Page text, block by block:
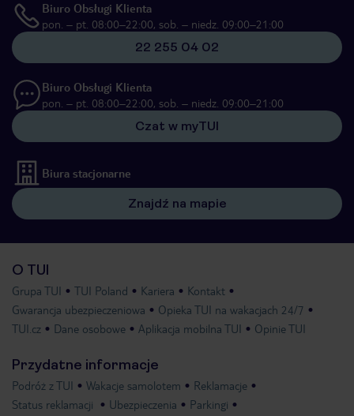
Biuro Obsługi Klienta
pon. – pt. 08:00–22:00, sob. – niedz. 09:00–21:00
22 255 04 02
Biuro Obsługi Klienta
pon. – pt. 08:00–22:00, sob. – niedz. 09:00–21:00
Czat w myTUI
Biura stacjonarne
Znajdź na mapie
O TUI
Grupa TUI TUI Poland Kariera
Kontakt
Gwarancja ubezpieczeniowa
Opieka TUI na wakacjach 24/7
TUI.cz
Dane osobowe Aplikacja mobilna TUI Opinie TUI
Przydatne informacje
Podróż z TUI Wakacje samolotem
Reklamacje
Status reklamacji
Ubezpieczenia Parkingi